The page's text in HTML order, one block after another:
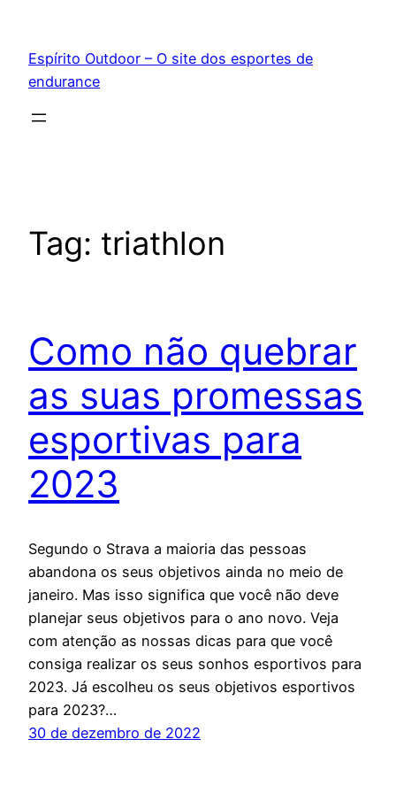
conteúdo
Espírito Outdoor – O site dos esportes de
endurance
Tag: triathlon
Como não quebrar
as suas promessas
esportivas para
2023
Segundo o Strava a maioria das pessoas
abandona os seus objetivos ainda no meio de
janeiro. Mas isso significa que você não deve
planejar seus objetivos para o ano novo. Veja
com atenção as nossas dicas para que você
consiga realizar os seus sonhos esportivos para
2023. Já escolheu os seus objetivos esportivos
para 2023?…
30 de dezembro de 2022